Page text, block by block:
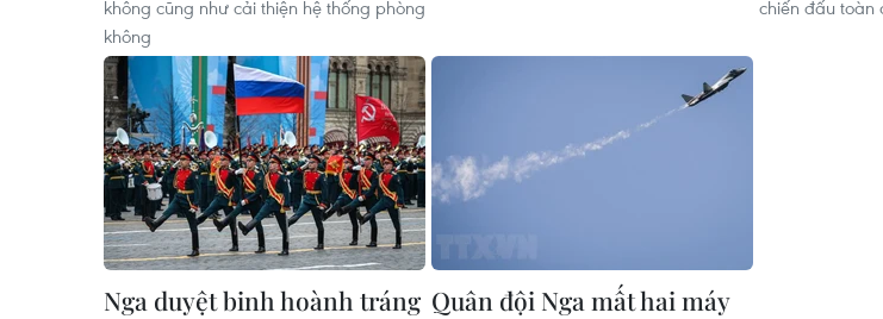
không cũng như cải thiện hệ thống phòng
không
chiến đấu toàn
Nga duyệt binh hoành tráng Quân đội Nga mất hai máy